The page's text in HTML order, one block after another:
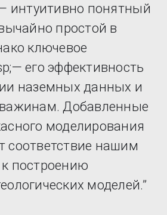
интуитивно понятный
простой в
ключевое
его эффективность
наземных данных и
Добавленные
моделирования
соответствие нашим
построению
моделей.”